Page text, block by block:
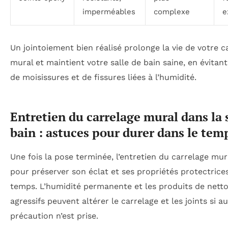
imperméables
complexe
Un jointoiement bien réalisé prolonge la vie de votre
mural et maintient votre salle de bain saine, en
de moisissures et de fissures liées à l’humidité.
Entretien du carrelage mural dans la
bain : astuces pour durer dans le
Une fois la pose terminée, l’entretien du carrelage
pour préserver son éclat et ses propriétés
temps. L’humidité permanente et les produits de
agressifs peuvent altérer le carrelage et les joints si
précaution n’est prise.